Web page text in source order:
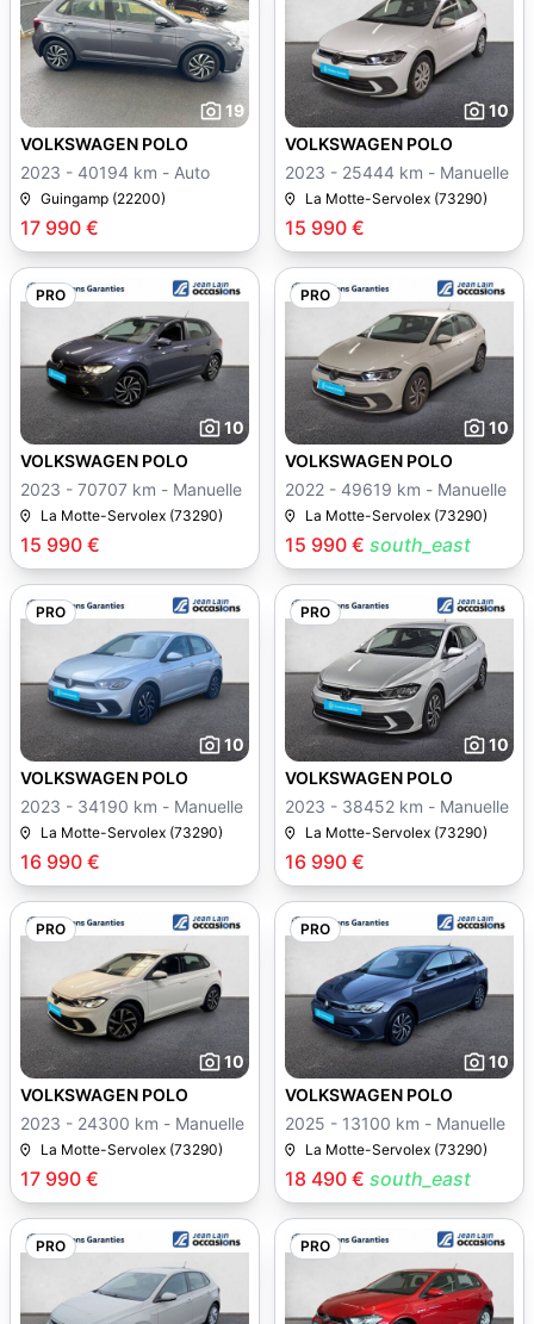
19
17 990 €
VOLKSWAGEN POLO
2023 - 40194 km - Auto
Guingamp (22200)
10
15 990 €
VOLKSWAGEN POLO
2023 - 25444 km - Manuelle
La Motte-Servolex (73290)
PRO
10
15 990 €
VOLKSWAGEN POLO
2023 - 70707 km - Manuelle
La Motte-Servolex (73290)
PRO
10
15 990 € south_east
VOLKSWAGEN POLO
2022 - 49619 km - Manuelle
La Motte-Servolex (73290)
PRO
10
16 990 €
VOLKSWAGEN POLO
2023 - 34190 km - Manuelle
La Motte-Servolex (73290)
PRO
10
16 990 €
VOLKSWAGEN POLO
2023 - 38452 km - Manuelle
La Motte-Servolex (73290)
PRO
10
17 990 €
VOLKSWAGEN POLO
2023 - 24300 km - Manuelle
La Motte-Servolex (73290)
PRO
10
18 490 € south_east
VOLKSWAGEN POLO
2025 - 13100 km - Manuelle
La Motte-Servolex (73290)
PRO PRO